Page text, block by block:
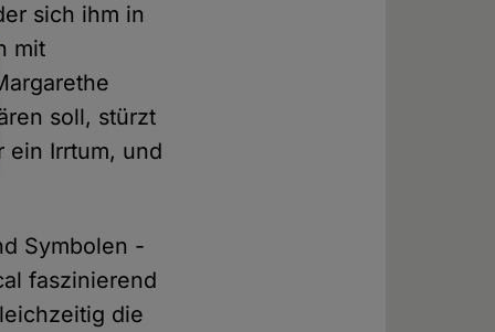
sich ihm in
mit
soll, stürzt
ein Irrtum, und
Symbolen -
faszinierend
die